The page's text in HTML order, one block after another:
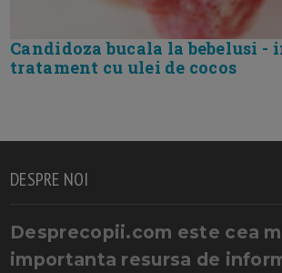
Candidoza bucala la bebelusi -
tratament cu ulei de cocos
DESPRE NOI
Desprecopii.com este cea
importanta resursa de